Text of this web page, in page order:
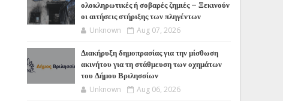
ολοκληρωτικές ή σοβαρές ζημιές – Ξεκινούν
οι αιτήσεις στήριξης των πληγέντων
Unknown Aug 07, 2026
Διακήρυξη δημοπρασίας για την μίσθωση
ακινήτου για τη στάθμευση των οχημάτων
του Δήμου Βριλησσίων
Unknown Aug 06, 2026